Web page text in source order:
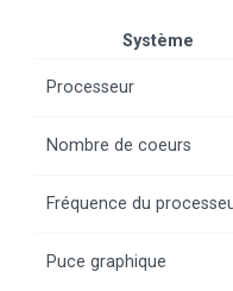
Système
Processeur
Nombre de coeurs
Fréquence du
Puce graphique